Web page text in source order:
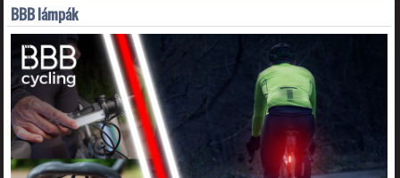
BBB lámpák